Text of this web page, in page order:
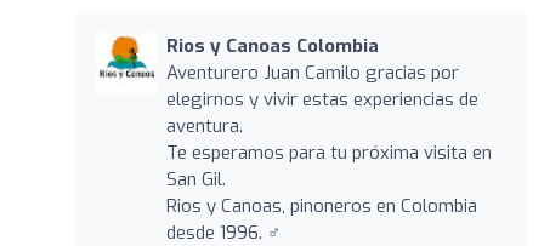
Rios y Canoas Colombia
Aventurero Juan Camilo gracias por
elegirnos y vivir estas experiencias de
aventura.
Te esperamos para tu próxima visita en
San Gil.
Rios y Canoas, pinoneros en Colombia
desde 1996. ‍♂️